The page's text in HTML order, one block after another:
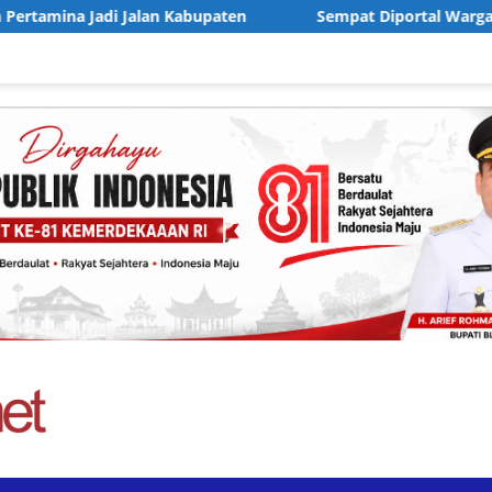
Sempat Diportal Warga, Jalan Sambong–Ledok Blora